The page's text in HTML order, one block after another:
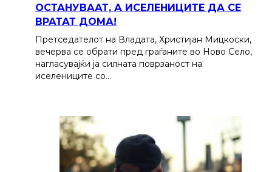
ОСТАНУВААТ, А ИСЕЛЕНИЦИТЕ ДА СЕ
ВРАТАТ ДОМА!
Претседателот на Владата, Христијан Мицкоски,
вечерва се обрати пред граѓаните во Ново Село,
нагласувајќи ја силната поврзаност на
иселениците со…